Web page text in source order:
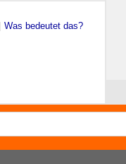
Was bedeutet das?